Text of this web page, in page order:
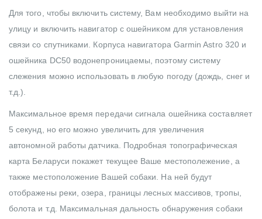
Для того, чтобы включить систему, Вам необходимо выйти на
улицу и включить навигатор с ошейником для установления
связи со спутниками. Корпуса навигатора Garmin Astro 320 и
ошейника DC50 водонепроницаемы, поэтому систему
слежения можно использовать в любую погоду (дождь, снег и
т.д.).
Максимальное время передачи сигнала ошейника составляет
5 секунд, но его можно увеличить для увеличения
автономной работы датчика. Подробная топографическая
карта Беларуси покажет текущее Ваше местополежение, а
также местоположение Вашей собаки. На ней будут
отображены реки, озера, границы лесных массивов, тропы,
болота и т.д. Максимальная дальность обнаружения собаки